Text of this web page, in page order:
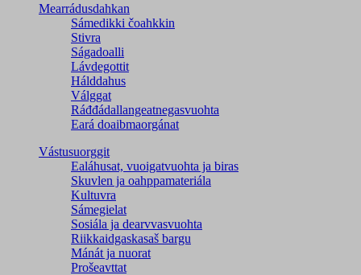
Mearrádusdahkan
Sámedikki čoahkkin
Stivra
Ságadoalli
Lávdegottit
Hálddahus
Válggat
Ráđđádallangeatnegas­vuohta
Eará doaibmaorgánat
Vástusuorggit
Ealáhusat, vuoigatvuohta ja biras
Skuvlen ja oahppamateriála
Kultuvra
Sámegielat
Sosiála ja dearvvasvuohta
Riikkaidgaskasaš bargu
Mánát ja nuorat
Prošeavttat